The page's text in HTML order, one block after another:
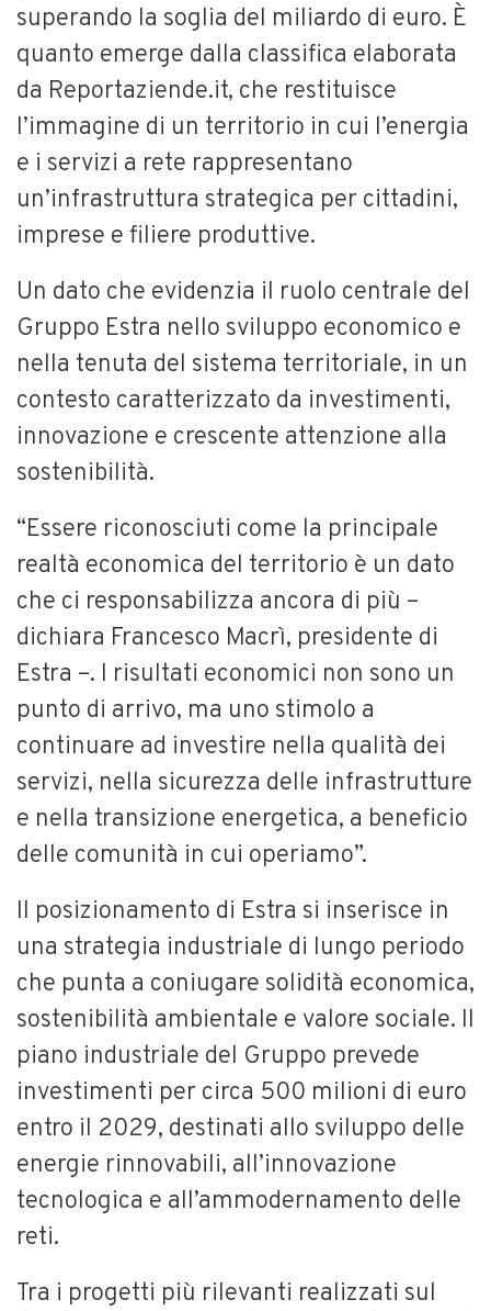
superando la soglia del miliardo di euro. È
quanto emerge dalla classifica elaborata
da Reportaziende.it, che restituisce
l’immagine di un territorio in cui l’energia
e i servizi a rete rappresentano
un’infrastruttura strategica per cittadini,
imprese e filiere produttive.
Un dato che evidenzia il ruolo centrale del
Gruppo Estra nello sviluppo economico e
nella tenuta del sistema territoriale, in un
contesto caratterizzato da investimenti,
innovazione e crescente attenzione alla
sostenibilità.
“Essere riconosciuti come la principale
realtà economica del territorio è un dato
che ci responsabilizza ancora di più –
dichiara Francesco Macrì, presidente di
Estra –. I risultati economici non sono un
punto di arrivo, ma uno stimolo a
continuare ad investire nella qualità dei
servizi, nella sicurezza delle infrastrutture
e nella transizione energetica, a beneficio
delle comunità in cui operiamo”.
Il posizionamento di Estra si inserisce in
una strategia industriale di lungo periodo
che punta a coniugare solidità economica,
sostenibilità ambientale e valore sociale. Il
piano industriale del Gruppo prevede
investimenti per circa 500 milioni di euro
entro il 2029, destinati allo sviluppo delle
energie rinnovabili, all’innovazione
tecnologica e all’ammodernamento delle
reti.
Tra i progetti più rilevanti realizzati sul